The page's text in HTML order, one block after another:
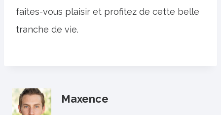
faites-vous plaisir et profitez de cette belle
tranche de vie.
Maxence